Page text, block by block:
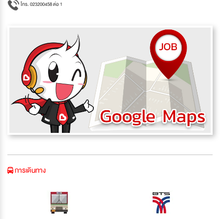
โทร. 023200458 ต่อ 1
การเดินทาง